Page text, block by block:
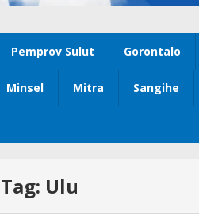
Pemprov Sulut Gorontalo
Minsel Mitra Sangihe
Tag: Ulu